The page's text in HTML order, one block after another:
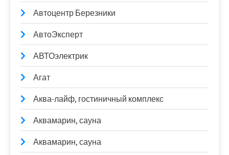
Автоцентр Березники
АвтоЭксперт
АВТОэлектрик
Агат
Аква-лайф, гостиничный комплекс
Аквамарин, сауна
Аквамарин, сауна